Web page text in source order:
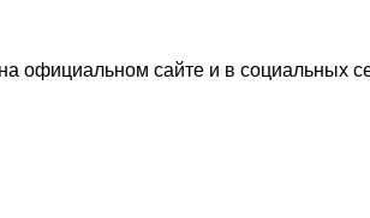
официальном сайте и в социальных